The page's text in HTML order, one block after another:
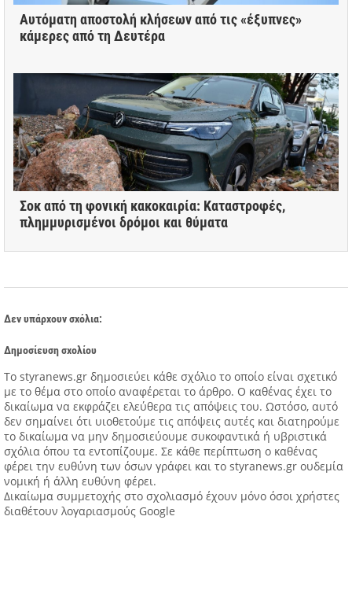
Αυτόματη αποστολή κλήσεων από τις «έξυπνες»
κάμερες από τη Δευτέρα
Σοκ από τη φονική κακοκαιρία: Καταστροφές,
πλημμυρισμένοι δρόμοι και θύματα
Δεν υπάρχουν σχόλια:
Δημοσίευση σχολίου
Tο styranews.gr δημοσιεύει κάθε σχόλιο το οποίο είναι σχετικό
με το θέμα στο οποίο αναφέρεται το άρθρο. Ο καθένας έχει το
δικαίωμα να εκφράζει ελεύθερα τις απόψεις του. Ωστόσο, αυτό
δεν σημαίνει ότι υιοθετούμε τις απόψεις αυτές και διατηρούμε
το δικαίωμα να μην δημοσιεύουμε συκοφαντικά ή υβριστικά
σχόλια όπου τα εντοπίζουμε. Σε κάθε περίπτωση ο καθένας
φέρει την ευθύνη των όσων γράφει και το styranews.gr ουδεμία
νομική ή άλλη ευθύνη φέρει.
Δικαίωμα συμμετοχής στο σχολιασμό έχουν μόνο όσοι χρήστες
διαθέτουν λογαριασμούς Google